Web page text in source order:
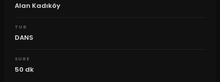
Alan Kadıköy
TUR
DANS
SURE
50 dk